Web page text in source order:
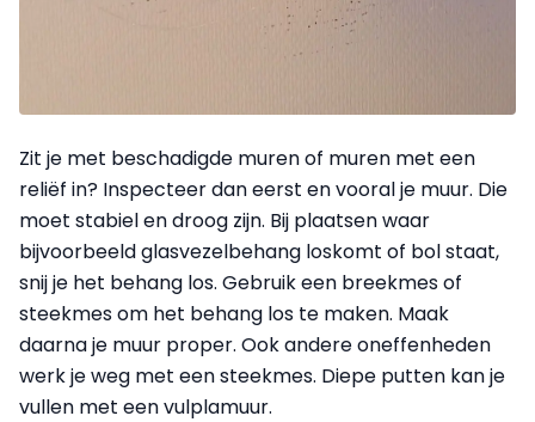
Zit je met beschadigde muren of muren met een
reliëf in? Inspecteer dan eerst en vooral je muur. Die
moet stabiel en droog zijn. Bij plaatsen waar
bijvoorbeeld glasvezelbehang loskomt of bol staat,
snij je het behang los. Gebruik een breekmes of
steekmes om het behang los te maken. Maak
daarna je muur proper. Ook andere oneffenheden
werk je weg met een steekmes. Diepe putten kan je
vullen met een vulplamuur.